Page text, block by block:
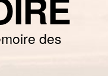
des